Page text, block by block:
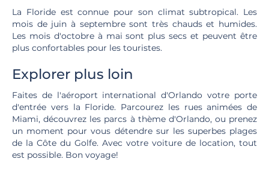
La Floride est connue pour son climat subtropical. Les
mois de juin à septembre sont très chauds et humides.
Les mois d'octobre à mai sont plus secs et peuvent être
plus confortables pour les touristes.
Explorer plus loin
Faites de l'aéroport international d'Orlando votre porte
d'entrée vers la Floride. Parcourez les rues animées de
Miami, découvrez les parcs à thème d'Orlando, ou prenez
un moment pour vous détendre sur les superbes plages
de la Côte du Golfe. Avec votre voiture de location, tout
est possible. Bon voyage!